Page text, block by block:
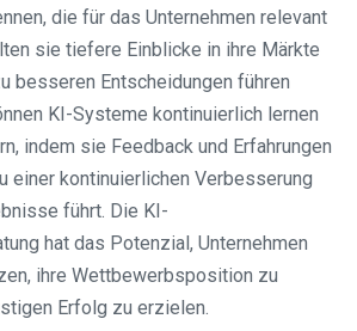
die für das Unternehmen relevant
sie tiefere Einblicke in ihre Märkte
besseren Entscheidungen führen
KI-Systeme kontinuierlich lernen
indem sie Feedback und Erfahrungen
einer kontinuierlichen Verbesserung
führt. Die KI-
hat das Potenzial, Unternehmen
ihre Wettbewerbsposition zu
Erfolg zu erzielen.